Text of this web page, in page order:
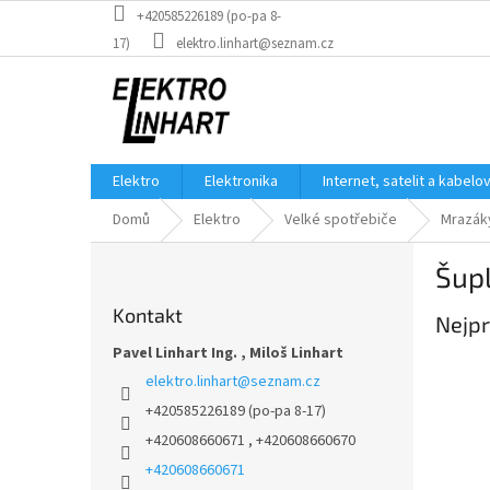
obsah
+420585226189 (po-pa 8-
17)
elektro.linhart@seznam.cz
Elektro Elektronika Internet, satelit a
Domů
Elektro Velké spotřebiče
Kontakt
Pavel Linhart Ing. , Miloš Linhart
elektro.linhart@seznam.cz
+420585226189 (po-pa 8-17)
+420608660671 , +420608660670
+420608660671